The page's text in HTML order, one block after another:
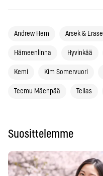
Andrew Hem Arsek & Erase
Hämeenlinna Hyvinkää
Kemi Kim Somervuori
Teemu Mäenpää Tellas
Suosittelemme